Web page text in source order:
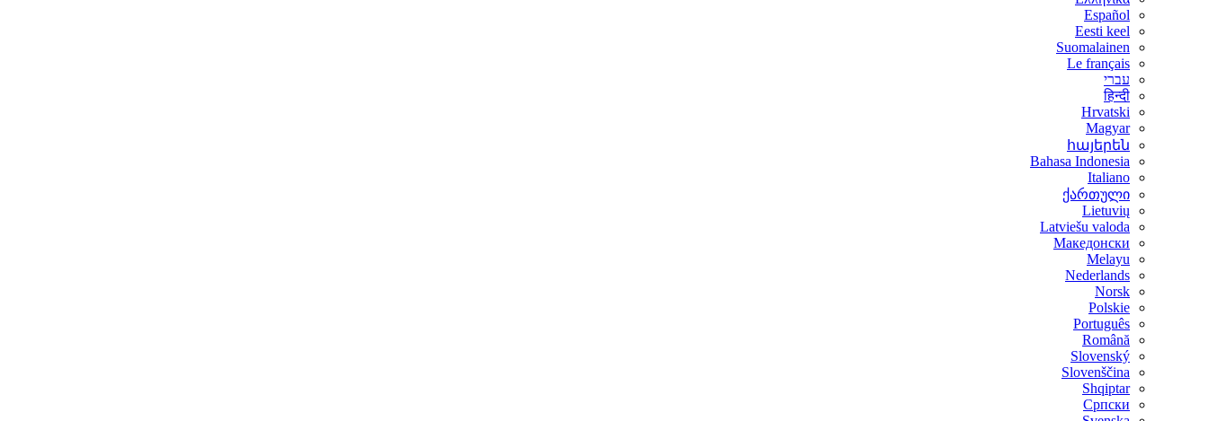
Español
Eesti keel
Suomalainen
Le français
עברי
हिन्दी
Hrvatski
Magyar
հայերեն
Bahasa Indonesia
Italiano
ქართული
Lietuvių
Latviešu valoda
Македонски
Melayu
Nederlands
Norsk
Polskie
Português
Română
Slovenský
Slovenščina
Shqiptar
Српски